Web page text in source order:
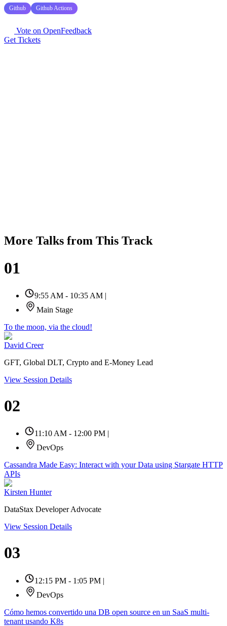
Github Github Actions
Vote on OpenFeedback
Get Tickets
More Talks from This Track
01
9:55 AM - 10:35 AM |
Main Stage
To the moon, via the cloud!
David Creer
GFT, Global DLT, Crypto and E-Money Lead
View Session Details
02
11:10 AM - 12:00 PM |
DevOps
Cassandra Made Easy: Interact with your Data using Stargate HTTP
APIs
Kirsten Hunter
DataStax Developer Advocate
View Session Details
03
12:15 PM - 1:05 PM |
DevOps
Cómo hemos convertido una DB open source en un SaaS multi-
tenant usando K8s